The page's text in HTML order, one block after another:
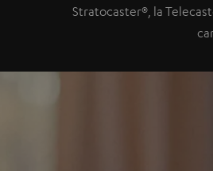
Stratocaster®, la